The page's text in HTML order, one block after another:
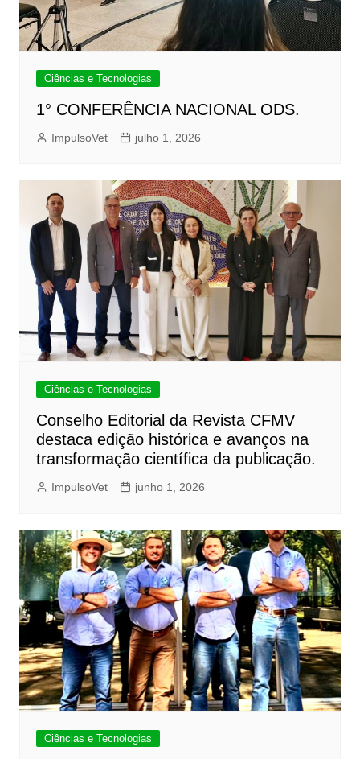
Ciências e Tecnologias
1° CONFERÊNCIA NACIONAL ODS.
ImpulsoVet julho 1, 2026
Ciências e Tecnologias
Conselho Editorial da Revista CFMV
destaca edição histórica e avanços na
transformação científica da publicação.
ImpulsoVet junho 1, 2026
Ciências e Tecnologias